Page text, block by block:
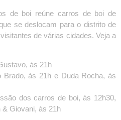
de boi reúne carros de boi de
se deslocam para o distrito de
de várias cidades. Veja a
às 21h
Brado, às 21h e Duda Rocha, às
dos carros de boi, às 12h30,
& Giovani, às 21h